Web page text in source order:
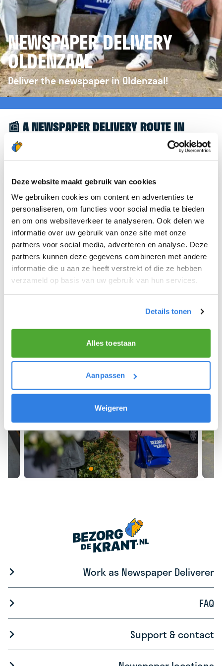
Deze website maakt gebruik van cookies
We gebruiken cookies om content en advertenties te
personaliseren, om functies voor social media te bieden
en om ons websiteverkeer te analyseren. Ook delen we
informatie over uw gebruik van onze site met onze
partners voor social media, adverteren en analyse. Deze
partners kunnen deze gegevens combineren met andere
informatie die u aan ze heeft verstrekt of die ze hebben
verzameld op basis van uw gebruik van hun services.
Details tonen
Alles toestaan
Aanpassen
Weigeren
NEWSPAPER DELIVERY
OLDENZAAL
Deliver the newspaper in Oldenzaal!
📰 A NEWSPAPER DELIVERY ROUTE IN
OLDENZAAL
Great to see you're interested in a newspaper
we’d like to refer you to thekrantenbezorgen.nl
website. There, you can easily sign up to deliver
newspapers in Oldenzaal.
We hope you can get started soon and wish you
the best of luck! 🚴‍♂️💨
Work as Newspaper Deliverer
FAQ
Support & contact